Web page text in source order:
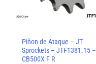
Piñon de Ataque – JT
Sprockets – JTF1381.15 –
CB500X F R